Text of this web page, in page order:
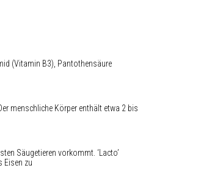
(Vitamin B3), Pantothensäure
menschliche Körper enthält etwa 2 bis
Säugetieren vorkommt. ‘Lacto’
Eisen zu